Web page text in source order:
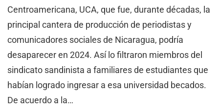
Centroamericana, UCA, que fue, durante décadas, la
principal cantera de producción de periodistas y
comunicadores sociales de Nicaragua, podría
desaparecer en 2024. Así lo filtraron miembros del
sindicato sandinista a familiares de estudiantes que
habían logrado ingresar a esa universidad becados.
De acuerdo a la…